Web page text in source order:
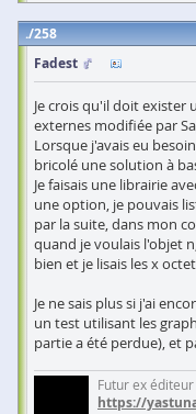
258
Fadest
Je crois qu'il doit exister
externes modifiée par
Lorsque j'avais eu
bricolé une solution à
Je faisais une librairie
une option, je pouvais
par la suite, dans mon
quand je voulais l'objet
bien et je lisais les x
Je ne sais plus si j'ai
un test utilisant les
partie a été perdue), et
Futur ex
https://